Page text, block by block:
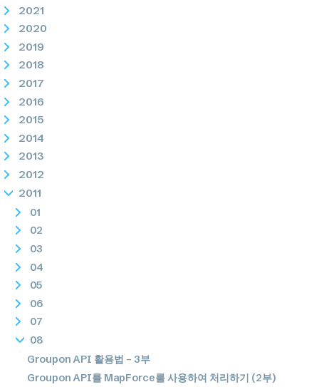
2021
2020
2019
2018
2017
2016
2015
2014
2013
2012
2011
01
02
03
04
05
06
07
08
Groupon API 활용법 – 3부
Groupon API를 MapForce를 사용하여 처리하기 (2부)